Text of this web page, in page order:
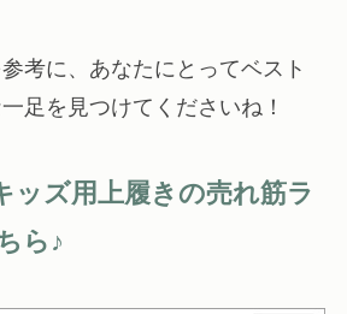
考に、あなたにとってベスト
足を見つけてくださいね！
ッズ用上履きの売れ筋ラ
ら♪